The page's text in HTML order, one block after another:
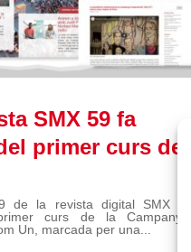
SMX 59 fa
primer curs de
de la revista digital SMX fa
curs de la Campanya
Un, marcada per una...